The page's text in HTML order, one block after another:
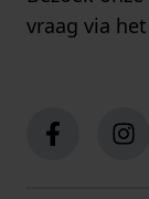
vraag via het